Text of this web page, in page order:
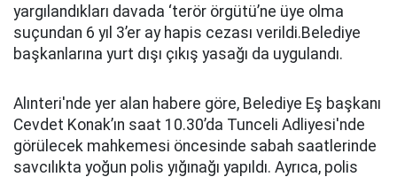
yargılandıkları davada ‘terör örgütü’ne üye olma
suçundan 6 yıl 3’er ay hapis cezası verildi.Belediye
başkanlarına yurt dışı çıkış yasağı da uygulandı.
Alınteri'nde yer alan habere göre, Belediye Eş başkanı
Cevdet Konak’ın saat 10.30’da Tunceli Adliyesi'nde
görülecek mahkemesi öncesinde sabah saatlerinde
savcılıkta yoğun polis yığınağı yapıldı. Ayrıca, polis